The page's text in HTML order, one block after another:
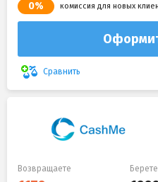
0% комиссия для новых
Сравнить
Возвращаете Берете